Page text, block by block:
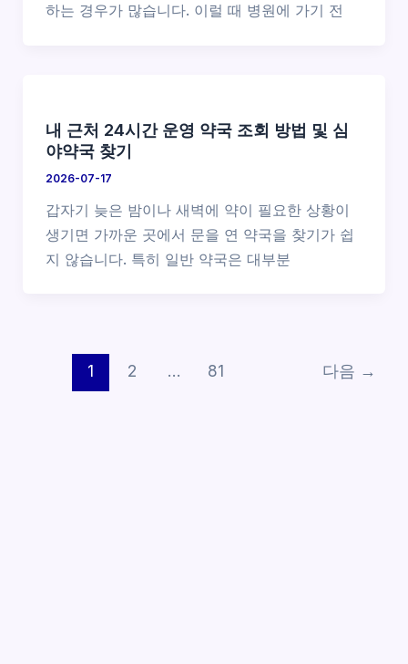
하는 경우가 많습니다. 이럴 때 병원에 가기 전
내 근처 24시간 운영 약국 조회 방법 및 심
야약국 찾기
2026-07-17
갑자기 늦은 밤이나 새벽에 약이 필요한 상황이
생기면 가까운 곳에서 문을 연 약국을 찾기가 쉽
지 않습니다. 특히 일반 약국은 대부분
1 2 … 81 다음 →